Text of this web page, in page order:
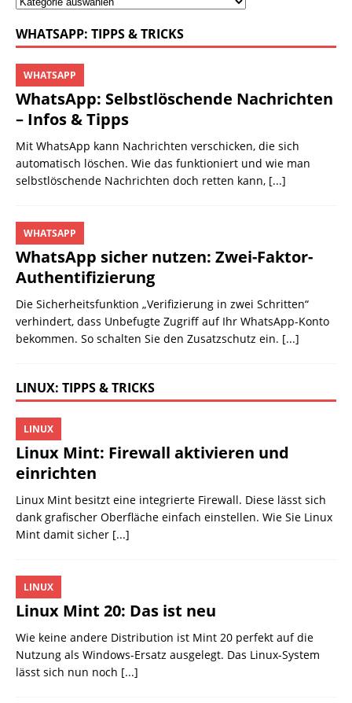
WHATSAPP: TIPPS & TRICKS
WhatsApp: Selbstlöschende Nachrichten
– Infos & Tipps
WHATSAPP
Mit WhatsApp kann Nachrichten verschicken, die sich
automatisch löschen. Wie das funktioniert und wie man
selbstlöschende Nachrichten doch retten kann, [...]
WhatsApp sicher nutzen: Zwei-Faktor-
Authentifizierung
WHATSAPP
Die Sicherheitsfunktion „Verifizierung in zwei Schritten“
verhindert, dass Unbefugte Zugriff auf Ihr WhatsApp-Konto
bekommen. So schalten Sie den Zusatzschutz ein. [...]
LINUX: TIPPS & TRICKS
Linux Mint: Firewall aktivieren und
einrichten
LINUX
Linux Mint besitzt eine integrierte Firewall. Diese lässt sich
dank grafischer Oberfläche einfach einstellen. Wie Sie Linux
Mint damit sicher [...]
Linux Mint 20: Das ist neu
LINUX
Wie keine andere Distribution ist Mint 20 perfekt auf die
Nutzung als Windows-Ersatz ausgelegt. Das Linux-System
lässt sich nun noch [...]